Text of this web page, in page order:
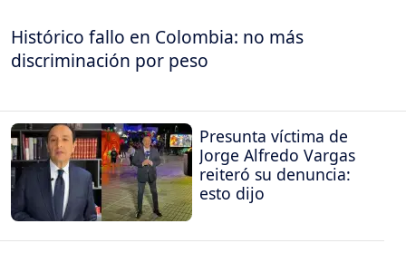
Histórico fallo en Colombia: no más
discriminación por peso
Presunta víctima de
Jorge Alfredo Vargas
reiteró su denuncia:
esto dijo